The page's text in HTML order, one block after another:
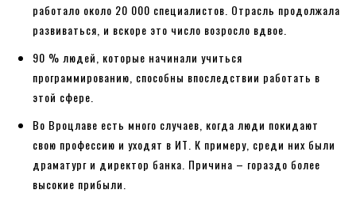
работало около 20 000 специалистов. Отрасль продолжала
развиваться, и вскоре это число возросло вдвое.
90 % людей, которые начинали учиться
программированию, способны впоследствии работать в
этой сфере.
Во Вроцлаве есть много случаев, когда люди покидают
свою профессию и уходят в ИТ. К примеру, среди них были
драматург и директор банка. Причина – гораздо более
высокие прибыли.